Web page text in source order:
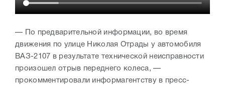
— По предварительной информации, во время
движения по улице Николая Отрады у автомобиля
ВАЗ-2107 в результате технической неисправности
произошел отрыв переднего колеса, —
прокомментировали информагентству в пресс-